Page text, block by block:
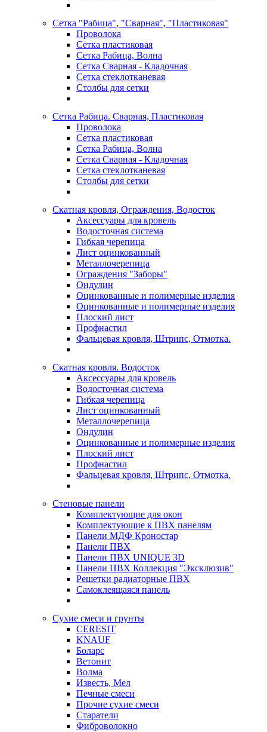
Сетка "Рабица", "Сварная", "Пластиковая"
Проволока
Сетка пластиковая
Сетка Рабица, Волна
Сетка Сварная - Кладочная
Сетка стеклотканевая
Столбы для сетки
Сетка Рабица. Сварная, Пластиковая
Проволока
Сетка пластиковая
Сетка Рабица, Волна
Сетка Сварная - Кладочная
Сетка стеклотканевая
Столбы для сетки
Скатная кровля, Ограждения, Водосток
Аксессуары для кровель
Водосточная система
Гибкая черепица
Лист оцинкованный
Металлочерепица
Ограждения "Заборы"
Ондулин
Оцинкованные и полимерные изделия
Оцинкованные и полимерные изделия
Плоский лист
Профнастил
Фальцевая кровля, Штрипс, Отмотка.
Скатная кровля. Водосток
Аксессуары для кровель
Водосточная система
Гибкая черепица
Лист оцинкованный
Металлочерепица
Ондулин
Оцинкованные и полимерные изделия
Плоский лист
Профнастил
Фальцевая кровля, Штрипс, Отмотка.
Стеновые панели
Комплектующие для окон
Комплектующие к ПВХ панелям
Панели МДФ Кроностар
Панели ПВХ
Панели ПВХ UNIQUE 3D
Панели ПВХ Коллекция "Эксклюзив"
Решетки радиаторные ПВХ
Самоклеящаяся панель
Сухие смеси и грунты
CERESIT
KNAUF
Боларс
Ветонит
Волма
Известь, Мел
Печные смеси
Прочие сухие смеси
Старатели
Фиброволокно